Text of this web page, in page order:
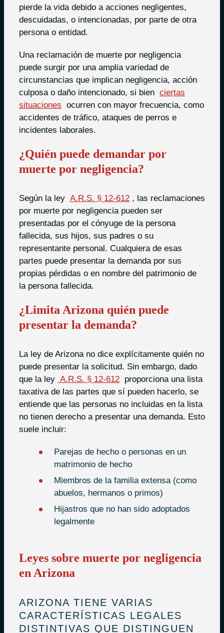
pierde la vida debido a acciones negligentes,
descuidadas, o intencionadas, por parte de otra
persona o entidad.
Una reclamación de muerte por negligencia
puede surgir por una amplia variedad de
circunstancias que implican negligencia, acción
culposa o daño intencionado, si bien ciertas
situaciones ocurren con mayor frecuencia, como
accidentes de tráfico, ataques de perros e
incidentes laborales.
¿Quién puede demandar por
muerte por negligencia?
Según la ley A.R.S. § 12-612 , las reclamaciones
por muerte por negligencia pueden ser
presentadas por el cónyuge de la persona
fallecida, sus hijos, sus padres o su
representante personal. Cualquiera de esas
partes puede presentar la demanda por sus
propias pérdidas o en nombre del patrimonio de
la persona fallecida.
¿Limita Arizona quién puede
presentar la demanda?
La ley de Arizona no dice explícitamente quién no
puede presentar la solicitud. Sin embargo, dado
que la ley A.R.S. § 12-612 proporciona una lista
taxativa de las partes que sí pueden hacerlo, se
entiende que las personas no incluidas en la lista
no tienen derecho a presentar una demanda. Esto
suele incluir:
Parejas de hecho o personas en un
matrimonio de hecho
Miembros de la familia extensa (como
abuelos, hermanos o primos)
Hijastros que no han sido adoptados
legalmente
Leyes sobre muerte por negligencia
en Arizona
ARIZONA TIENE VARIAS
CARACTERÍSTICAS LEGALES
DISTINTIVAS QUE DISTINGUEN